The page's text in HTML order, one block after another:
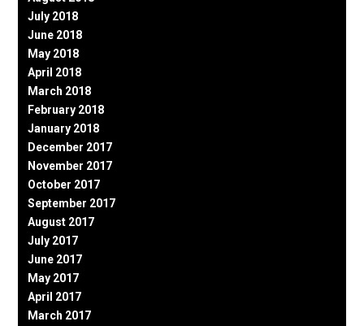
July 2018
June 2018
May 2018
April 2018
March 2018
February 2018
January 2018
December 2017
November 2017
October 2017
September 2017
August 2017
July 2017
June 2017
May 2017
April 2017
March 2017